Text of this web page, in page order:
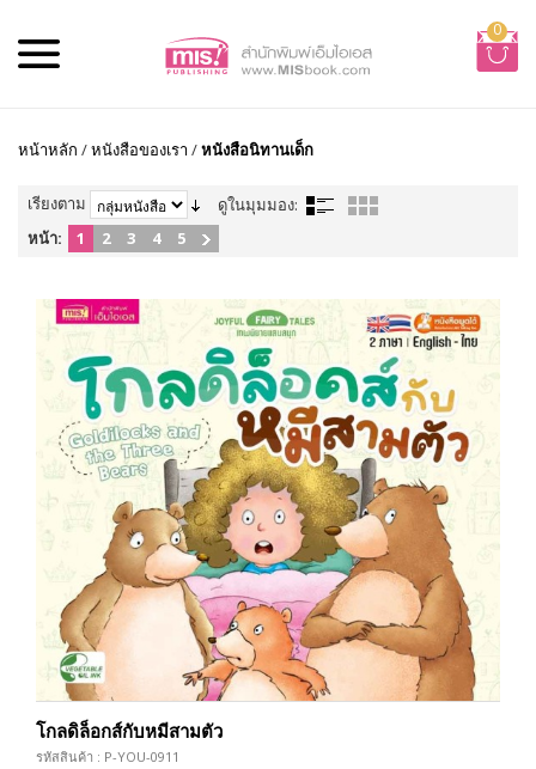
0
หน้าหลัก /หนังสือของเรา /หนังสือนิทานเด็ก
เรียงตาม
ดูในมุมมอง:
หน้า:
1 2 3 4 5
โกลดิล็อกส์กับหมีสามตัว
รหัสสินค้า : P-YOU-0911